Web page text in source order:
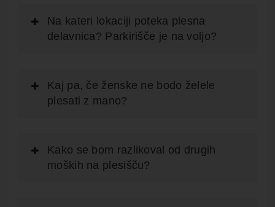
Na kateri lokaciji poteka plesna
delavnica? Parkirišče je na voljo?​
Kaj pa, če ženske ne bodo želele
plesati z mano?
Kako se bom razlikoval od drugih
moških na plesišču?